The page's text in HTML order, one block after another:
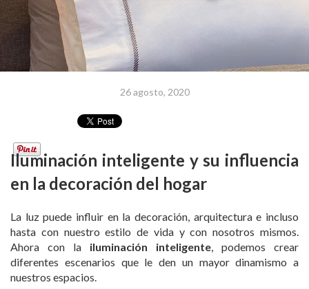
26 agosto, 2020
Iluminación inteligente y su influencia
en la decoración del hogar
La luz puede influir en la decoración, arquitectura e incluso
hasta con nuestro estilo de vida y con nosotros mismos.
Ahora con la iluminación inteligente, podemos crear
diferentes escenarios que le den un mayor dinamismo a
nuestros espacios.